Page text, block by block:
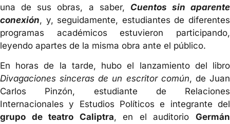
una de sus obras, a saber, Cuentos sin aparente
conexión, y, seguidamente, estudiantes de diferentes
programas académicos estuvieron participando,
leyendo apartes de la misma obra ante el público.
En horas de la tarde, hubo el lanzamiento del libro
Divagaciones sinceras de un escritor común, de Juan
Carlos Pinzón, estudiante de Relaciones
Internacionales y Estudios Políticos e integrante del
grupo de teatro Caliptra, en el auditorioGermán